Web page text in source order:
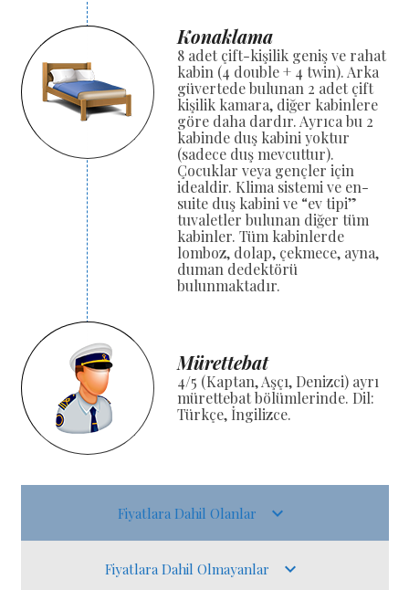
Konaklama
8 adet çift-kişilik geniş ve rahat
kabin (4 double + 4 twin). Arka
güvertede bulunan 2 adet çift
kişilik kamara, diğer kabinlere
göre daha dardır. Ayrıca bu 2
kabinde duş kabini yoktur
(sadece duş mevcuttur).
Çocuklar veya gençler için
idealdir. Klima sistemi ve en-
suite duş kabini ve “ev tipi”
tuvaletler bulunan diğer tüm
kabinler. Tüm kabinlerde
lomboz, dolap, çekmece, ayna,
duman dedektörü
bulunmaktadır.
Mürettebat
4/5 (Kaptan, Aşçı, Denizci) ayrı
mürettebat bölümlerinde. Dil:
Türkçe, İngilizce.
Fiyatlara Dahil Olanlar
Fiyatlara Dahil Olmayanlar